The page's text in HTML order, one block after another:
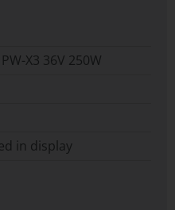
X3 36V 250W
in display